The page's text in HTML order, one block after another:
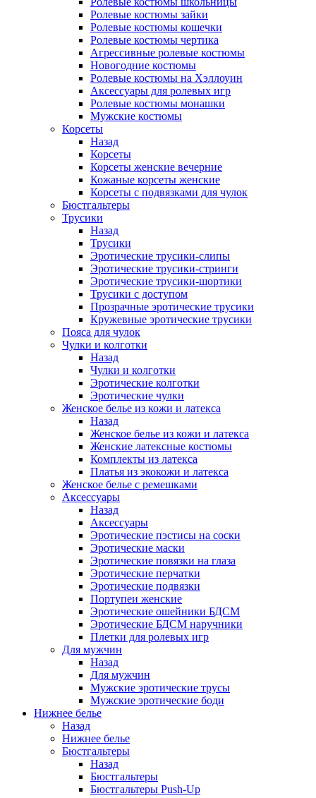
Ролевые костюмы зайки
Ролевые костюмы кошечки
Ролевые костюмы чертика
Агрессивные ролевые костюмы
Новогодние костюмы
Ролевые костюмы на Хэллоуин
Аксессуары для ролевых игр
Ролевые костюмы монашки
Мужские костюмы
Корсеты
Назад
Корсеты
Корсеты женские вечерние
Кожаные корсеты женские
Корсеты с подвязками для чулок
Бюстгальтеры
Трусики
Назад
Трусики
Эротические трусики-слипы
Эротические трусики-стринги
Эротические трусики-шортики
Трусики с доступом
Прозрачные эротические трусики
Кружевные эротические трусики
Пояса для чулок
Чулки и колготки
Назад
Чулки и колготки
Эротические колготки
Эротические чулки
Женское белье из кожи и латекса
Назад
Женское белье из кожи и латекса
Женские латексные костюмы
Комплекты из латекса
Платья из экокожи и латекса
Женское белье с ремешками
Аксессуары
Назад
Аксессуары
Эротические пэстисы на соски
Эротические маски
Эротические повязки на глаза
Эротические перчатки
Эротические подвязки
Портупеи женские
Эротические ошейники БДСМ
Эротические БДСМ наручники
Плетки для ролевых игр
Для мужчин
Назад
Для мужчин
Мужские эротические трусы
Мужские эротические боди
Нижнее белье
Назад
Нижнее белье
Бюстгальтеры
Назад
Бюстгальтеры
Бюстгальтеры Push-Up